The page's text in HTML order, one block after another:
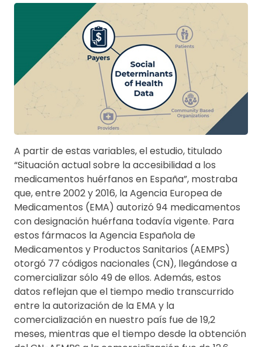
A partir de estas variables, el estudio, titulado
“Situación actual sobre la accesibilidad a los
medicamentos huérfanos en España”, mostraba
que, entre 2002 y 2016, la Agencia Europea de
Medicamentos (EMA) autorizó 94 medicamentos
con designación huérfana todavía vigente. Para
estos fármacos la Agencia Española de
Medicamentos y Productos Sanitarios (AEMPS)
otorgó 77 códigos nacionales (CN), llegándose a
comercializar sólo 49 de ellos. Además, estos
datos reflejan que el tiempo medio transcurrido
entre la autorización de la EMA y la
comercialización en nuestro país fue de 19,2
meses, mientras que el tiempo desde la obtención